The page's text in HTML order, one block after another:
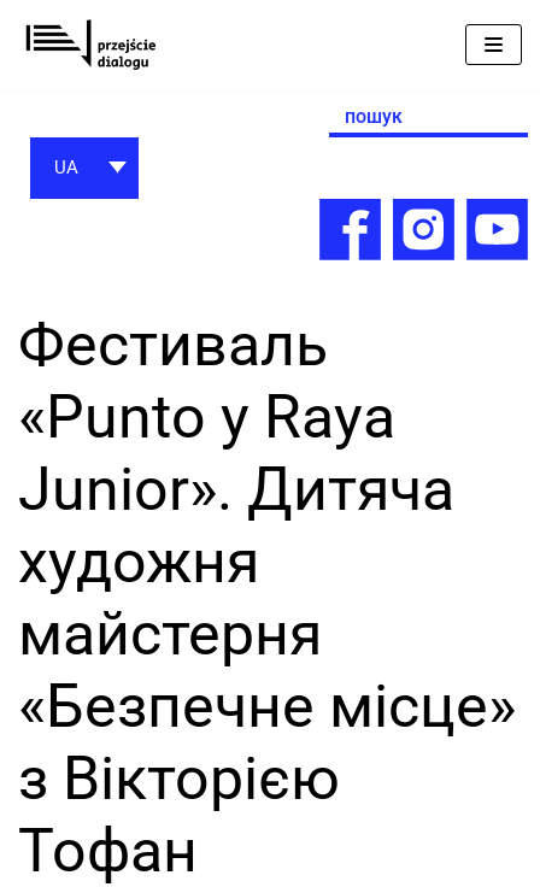
Перейти
до
Search
for:
UA
Фестиваль
«Punto y Raya
Junior». Дитяча
художня
майстерня
«Безпечне місце»
з Вікторією
Тофан